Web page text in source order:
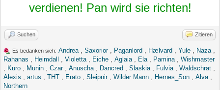
verdienen! Pan wird sie richten!
Suchen Zitieren
Es bedanken sich: Andrea Saxorior, Paganlord Hælvard Yule Naza
Rahanas
Heimdall Violetta Eiche Aglaia Ela Pamina
Wishmaster
Kuro Munin Czar, Anuscha Dancred Slaskia Fulvia Waldschrat
Alexis
artus THT Erato Sleipnir, Wilder Mann Hernes_Son Alva
Northern